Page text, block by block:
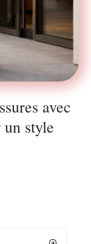
avec
style